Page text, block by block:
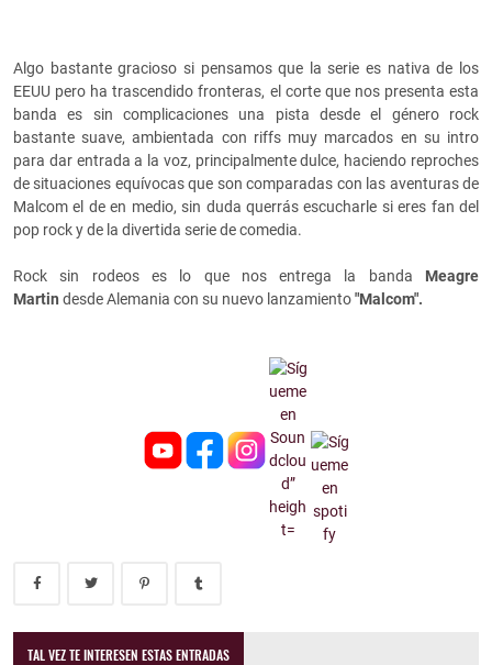
Algo bastante gracioso si pensamos que la serie es nativa de los
EEUU pero ha trascendido fronteras, el corte que nos presenta esta
banda es sin complicaciones una pista desde el género rock
bastante suave, ambientada con riffs muy marcados en su intro
para dar entrada a la voz, principalmente dulce, haciendo reproches
de situaciones equívocas que son comparadas con las aventuras de
Malcom el de en medio, sin duda querrás escucharle si eres fan del
pop rock y de la divertida serie de comedia.
Rock sin rodeos es lo que nos entrega la banda Meagre
Martin desde Alemania con su nuevo lanzamiento"Malcom".
TAL VEZ TE INTERESEN ESTAS ENTRADAS